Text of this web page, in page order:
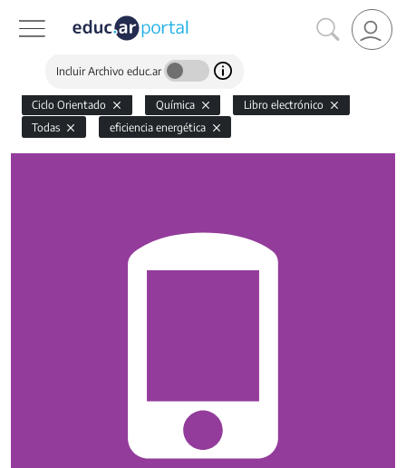
Incluir Archivo educ.ar
Ciclo Orientado Química
Libro electrónico
Todas
eficiencia energética